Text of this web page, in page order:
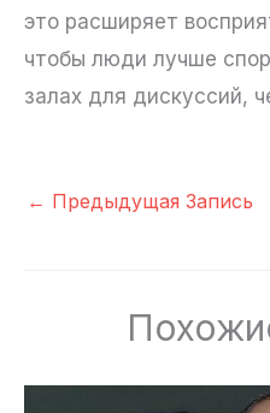
это расширяет
чтобы люди лучше
залах для дискуссий,
← Предыдущая Запись